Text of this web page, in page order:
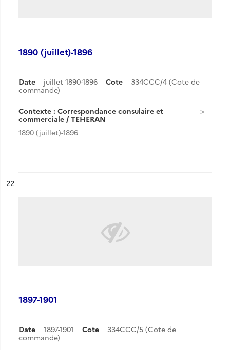
1890 (juillet)-1896
Date juillet 1890-1896 Cote
334CCC/4 (Cote de
commande)
Contexte : Correspondance consulaire et
commerciale / TEHERAN
1890 (juillet)-1896
n°
22
1897-1901
Date 1897-1901 Cote
334CCC/5 (Cote de
commande)